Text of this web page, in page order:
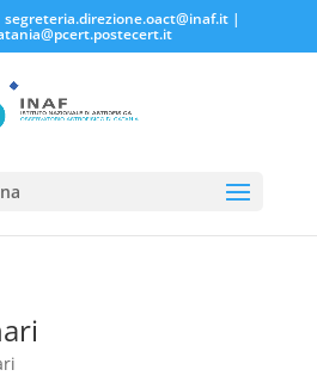
segreteria.direzione.oact@inaf.it|